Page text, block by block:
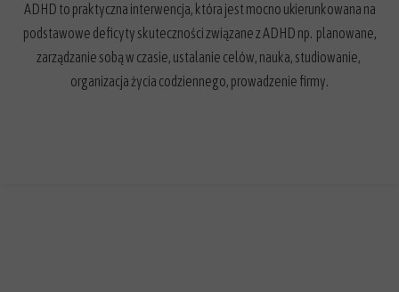
ADHD to praktyczna interwencja, która jest mocno ukierunkowana na
podstawowe deficyty skuteczności związane z ADHD np. planowane,
zarządzanie sobą w czasie, ustalanie celów, nauka, studiowanie,
organizacja życia codziennego, prowadzenie firmy.